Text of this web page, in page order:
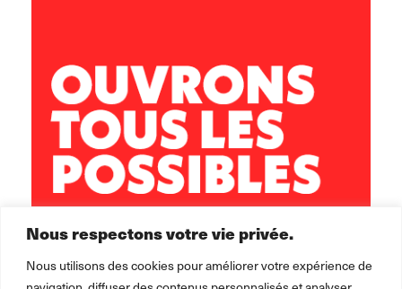
Nous respectons votre vie privée.
Nous utilisons des cookies pour améliorer votre expérience de
brest.horizons@leolagrange.org